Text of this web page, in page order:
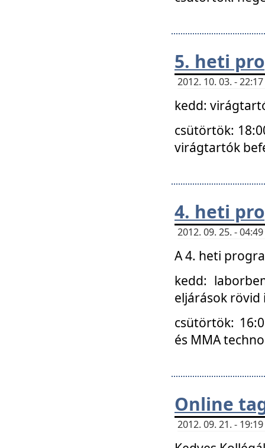
5. heti
2012. 10. 03. -
kedd:
csütörtök:
virágtartók
4. heti
2012. 09. 25. -
A 4. heti
kedd:
eljárások
csütörtök:
és MMA
Online
2012. 09. 21. -